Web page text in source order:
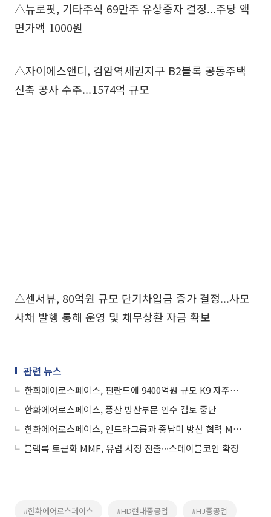
△뉴로핏, 기타주식 69만주 유상증자 결정...주당 액
면가액 1000원
△자이에스앤디, 검암역세권지구 B2블록 공동주택
신축 공사 수주...1574억 규모
△센서뷰, 80억원 규모 단기차입금 증가 결정...사모
사채 발행 통해 운영 및 채무상환 자금 확보
관련 뉴스
한화에어로스페이스, 핀란드에 9400억원 규모 K9 자주포 추가 공급
한화에어로스페이스, 풍산 방산부문 인수 검토 중단
한화에어로스페이스, 인드라그룹과 중남미 방산 협력 MOU 체결
블랙록 토큰화 MMF, 유럽 시장 진출∙∙∙스테이블코인 확장
#한화에어로스페이스 #HD현대중공업 #HJ중공업